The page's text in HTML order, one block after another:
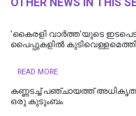
'കൈരളി വാർത്ത'യുടെ
പൈപ്പുകളിൽ കുടിവെള്ളമെത്തി
READ MORE
കണ്ണടച്ച് പഞ്ചായത്ത്
ഒരു കുടുംബം